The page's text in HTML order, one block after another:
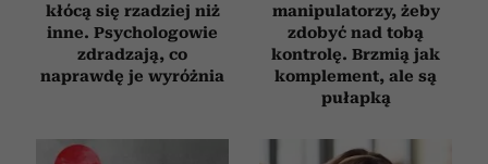
kłócą się rzadziej niż
inne. Psychologowie
zdradzają, co
naprawdę je wyróżnia
manipulatorzy, żeby
zdobyć nad tobą
kontrolę. Brzmią jak
komplement, ale są
pułapką